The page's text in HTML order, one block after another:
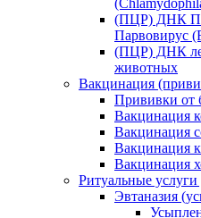
(ПЦР) ДНК
Парвовирус
(ПЦР) ДНК
животных
Вакцинация
Прививки от
Вакцинация
Вакцинация
Вакцинация
Вакцинация
Ритуальные
Эвтаназия